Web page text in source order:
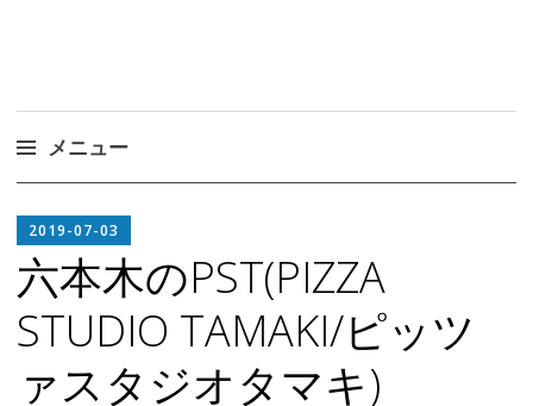
メニュー
ン
テ
ン
ツ
へ
ス
2019-07-03
六本木のPST(PIZZA
STUDIO TAMAKI/ピッツ
ァスタジオタマキ)